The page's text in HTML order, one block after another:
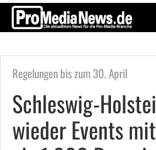
Regelungen bis zum 30. April
Schleswig-
wieder Events